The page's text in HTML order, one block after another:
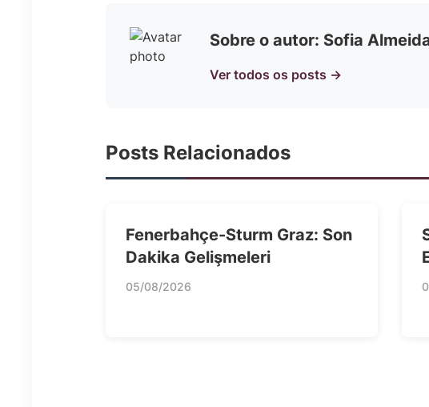
Sobre o autor: Sofia
Ver todos os posts →
Posts Relacionados
Fenerbahçe-Sturm Graz: Son
Dakika Gelişmeleri
05/08/2026